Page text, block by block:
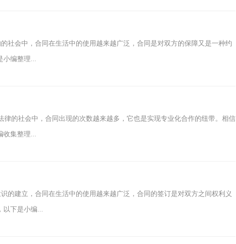
会中，合同在生活中的使用越来越广泛，合同是对双方的保障又是一种约
小编整理...
的社会中，合同出现的次数越来越多，它也是实现专业化合作的纽带。相信
收集整理...
的建立，合同在生活中的使用越来越广泛，合同的签订是对双方之间权利义
以下是小编...